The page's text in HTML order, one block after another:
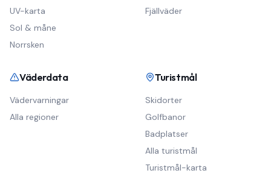
UV-karta
Sol & måne
Norrsken
Fjällväder
Väderdata
Vädervarningar
Alla regioner
Turistmål
Skidorter
Golfbanor
Badplatser
Alla turistmål
Turistmål-karta